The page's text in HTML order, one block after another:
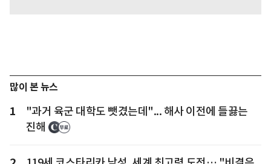
많이 본 뉴스
1
"과거 육군 대학도 뺏겼는데"... 해사 이전에 들끓는
진해